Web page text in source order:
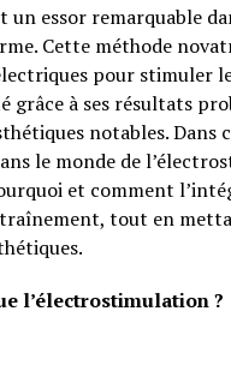
un essor remarquable
Cette méthode
pour stimuler
grâce à ses résultats
notables. Dans
le monde de
et comment
tout en
l’électrostimulation ?